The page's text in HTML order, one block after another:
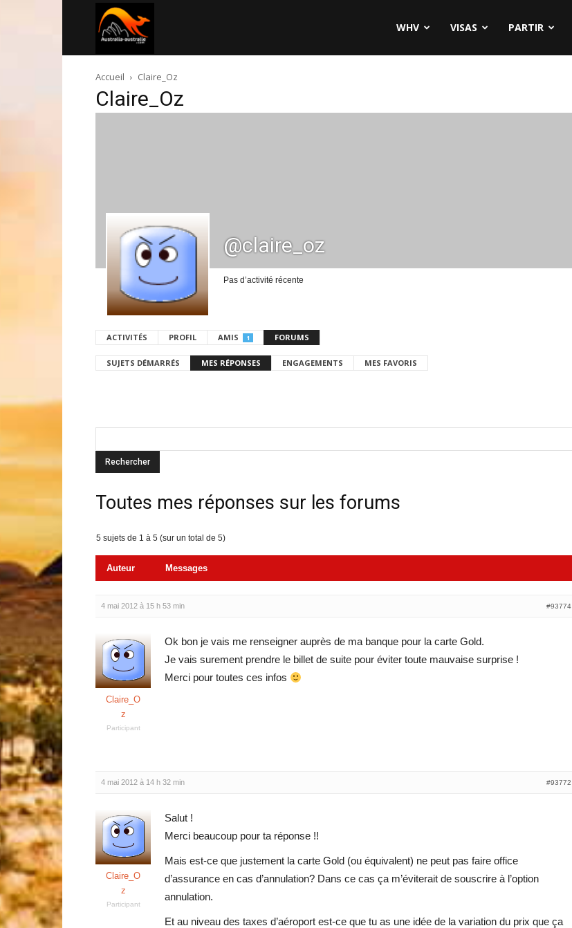
australie.com
WHV VISAS PARTIR
Accueil Claire_Oz
Claire_Oz
@claire_oz
Pas d’activité récente
ACTIVITÉS PROFIL AMIS 1 FORUMS
SUJETS DÉMARRÉS MES RÉPONSES ENGAGEMENTS MES FAVORIS
Toutes mes réponses sur les forums
5 sujets de 1 à 5 (sur un total de 5)
Auteur Messages
4 mai 2012 à 15 h 53 min #93774
Claire_O
z
Participant
Ok bon je vais me renseigner auprès de ma banque pour la carte Gold.
Je vais surement prendre le billet de suite pour éviter toute mauvaise surprise !
Merci pour toutes ces infos
4 mai 2012 à 14 h 32 min #93772
Claire_O
z
Participant
Salut !
Merci beaucoup pour ta réponse !!
Mais est-ce que justement la carte Gold (ou équivalent) ne peut pas faire office
d’assurance en cas d’annulation? Dans ce cas ça m’éviterait de souscrire à l’option
annulation.
Et au niveau des taxes d’aéroport est-ce que tu as une idée de la variation du prix que ça